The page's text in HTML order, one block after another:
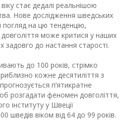
стає дедалі реальнішою
Нове дослідження шведських
погляд на цю тенденцію,
може критися у наших
задовго до настання старості.
до 100 років, стрімко
кожне десятиліття з
п’ятикратне
розгадати феномен довголіття,
інституту у Швеції
шведів віком від 64 до 99 років.